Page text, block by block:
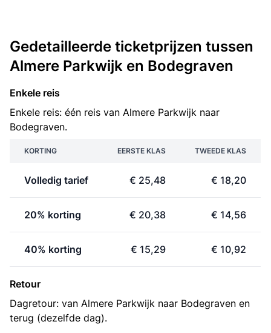
Gedetailleerde ticketprijzen tussen
Almere Parkwijk en Bodegraven
Enkele reis
Enkele reis: één reis van Almere Parkwijk naar
Bodegraven.
KORTING EERSTE KLAS TWEEDE KLAS
Volledig tarief € 25,48 € 18,20
20% korting € 20,38 € 14,56
40% korting € 15,29 € 10,92
Retour
Dagretour: van Almere Parkwijk naar Bodegraven en
terug (dezelfde dag).